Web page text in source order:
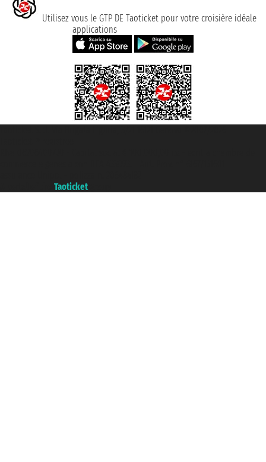
Utilisez vous le GTP DE Taoticket pour votre croisière idéale
applications
Taoticket